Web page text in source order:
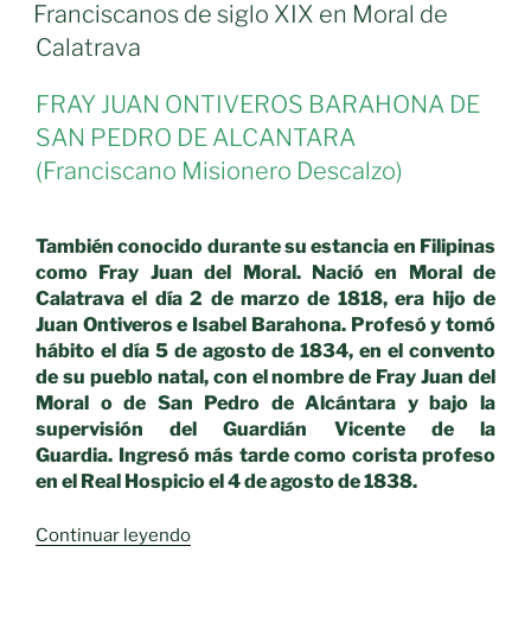
EL
Franciscanos de siglo XIX en Moral de
Calatrava
FRAY JUAN ONTIVEROS BARAHONA DE
SAN PEDRO DE ALCANTARA
(Franciscano Misionero Descalzo)
También conocido durante su estancia en Filipinas
como Fray Juan del Moral. Nació en Moral de
Calatrava el día 2 de marzo de 1818, era hijo de
Juan Ontiveros e Isabel Barahona. Profesó y tomó
hábito el día 5 de agosto de 1834, en el convento
de su pueblo natal, con el nombre de Fray Juan del
Moral o de San Pedro de Alcántara y bajo la
supervisión del Guardián Vicente de la
Guardia. Ingresó más tarde como corista profeso
en el Real Hospicio el 4 de agosto de 1838.
Continuar leyendo«Franciscanos